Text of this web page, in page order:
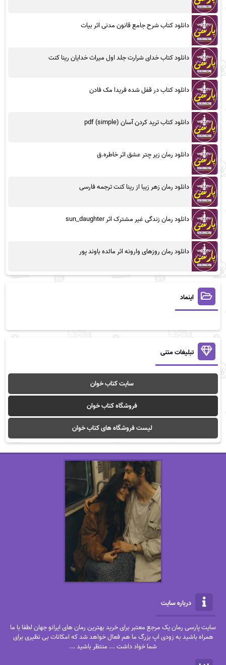
دانلود کتاب شرح جامع قانون مدنی اثر بیات
دانلود کتاب خدای شرارت جلد اول میراث خدایان رینا کنت
دانلود کتاب در قفل شده فریدا مک فادن
دانلود کتاب ترید کردن آسان (simple) pdf
دانلود رمان زیر چتر عشق اثر خاطره.ق
دانلود رمان زهر زیبا از رینا کنت ترجمه فارسی
دانلود رمان زندگی غیر مشترک اثر sun_daughter
دانلود رمان روزهای وارونه اثر مائده باوند پور
اینماد
تبلیغات متنی
سایت کتاب خوان
فروشگاه کتاب خوان
لیست فروشگاه های کتاب خوان
درباره سایت
سایت پارسی رمان یک مرجع معتبر برای خرید بهترین رمان های ایرانو جهان لطفا با ما
همراه باشید به زودی اپ بزرگ ما هم فعال خواهد شد که امکانات بی نظیری برای
شما خواد داشت ... منتظر باشید ...